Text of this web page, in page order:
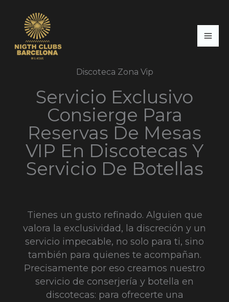
contenido
Discoteca Zona Vip
Servicio Exclusivo
Consierge Para
Reservas De Mesas
VIP En Discotecas Y
Servicio De Botellas
Tienes un gusto refinado. Alguien que
valora la exclusividad, la discreción y un
servicio impecable, no solo para ti, sino
también para quienes te acompañan.
Precisamente por eso creamos nuestro
servicio de conserjería y botella en
discotecas: para ofrecerte una